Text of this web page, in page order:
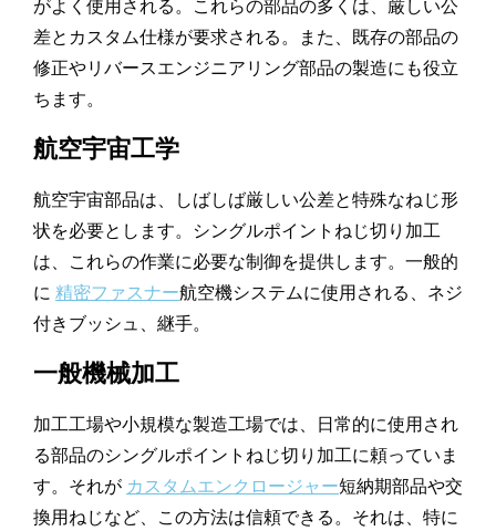
がよく使用される。これらの部品の多くは、厳しい公
差とカスタム仕様が要求される。また、既存の部品の
修正やリバースエンジニアリング部品の製造にも役立
ちます。
航空宇宙工学
航空宇宙部品は、しばしば厳しい公差と特殊なねじ形
状を必要とします。シングルポイントねじ切り加工
は、これらの作業に必要な制御を提供します。一般的
に 精密ファスナー航空機システムに使用される、ネジ
付きブッシュ、継手。
一般機械加工
加工工場や小規模な製造工場では、日常的に使用され
る部品のシングルポイントねじ切り加工に頼っていま
す。それが カスタムエンクロージャー短納期部品や交
換用ねじなど、この方法は信頼できる。それは、特に